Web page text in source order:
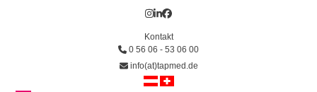
Instagram
LinkedIn
Facebook
Kontakt
0 56 06 - 53 06 00
info(at)tapmed.de